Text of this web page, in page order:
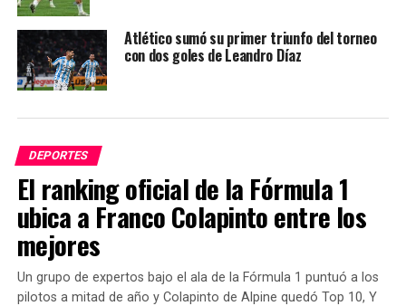
Franco Petroli, Lucas Arce, Pier Barrios, Federico
Rasmussen, Elías Pereyra; Gonzalo Abrego, Bruno Leyes,
Nicolás Fernández; Santino Andino, Daniel Barrea y
Salomón Rodríguez. DT: Daniel Oldrá.
TEMAS RELACIONADOS:
SIGUENTE
San Martín celebra 115 años de vida
ANTERIOR
Los hinchas de San Martín serán sometidos controles y
cacheos durante el viaje a Rosario
Atlético sumó su primer triunfo del torneo
con dos goles de Leandro Díaz
DEPORTES
El ranking oficial de la Fórmula 1
ubica a Franco Colapinto entre los
mejores
Un grupo de expertos bajo el ala de la Fórmula 1 puntuó a los
pilotos a mitad de año y Colapinto de Alpine quedó Top 10, Y